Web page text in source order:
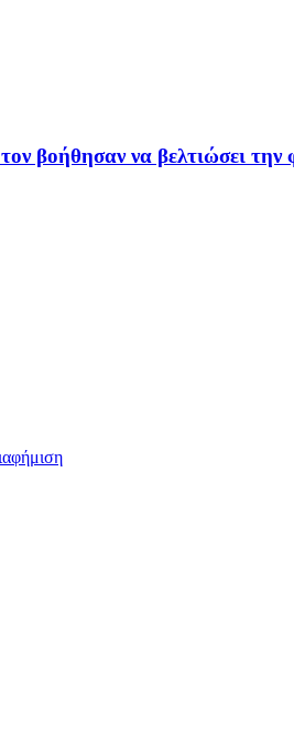
βοήθησαν να βελτιώσει την